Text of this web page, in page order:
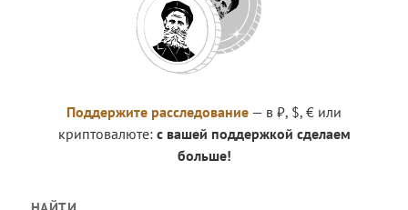
Поддержите расследование — в ₽, $, € или
криптовалюте: с вашей поддержкой сделаем
больше!